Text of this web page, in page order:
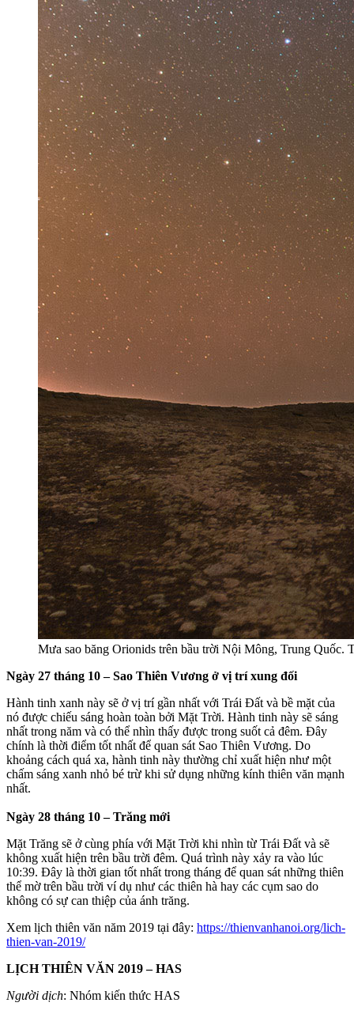
Mưa sao băng Orionids trên bầu trời Nội Mông, Trung Quốc.
Ngày 27 tháng 10 – Sao Thiên Vương ở vị trí xung đối
Hành tinh xanh này sẽ ở vị trí gần nhất với Trái Đất và bề mặt của
nó được chiếu sáng hoàn toàn bởi Mặt Trời. Hành tinh này sẽ sáng
nhất trong năm và có thể nhìn thấy được trong suốt cả đêm. Đây
chính là thời điểm tốt nhất để quan sát Sao Thiên Vương. Do
khoảng cách quá xa, hành tinh này thường chỉ xuất hiện như một
chấm sáng xanh nhỏ bé trừ khi sử dụng những kính thiên văn mạnh
nhất.
Ngày 28 tháng 10 – Trăng mới
Mặt Trăng sẽ ở cùng phía với Mặt Trời khi nhìn từ Trái Đất và sẽ
không xuất hiện trên bầu trời đêm. Quá trình này xảy ra vào lúc
10:39. Đây là thời gian tốt nhất trong tháng để quan sát những thiên
thể mờ trên bầu trời ví dụ như các thiên hà hay các cụm sao do
không có sự can thiệp của ánh trăng.
Xem lịch thiên văn năm 2019 tại đây: https://thienvanhanoi.org/lich-
thien-van-2019/
LỊCH THIÊN VĂN 2019 – HAS
Người dịch: Nhóm kiến thức HAS